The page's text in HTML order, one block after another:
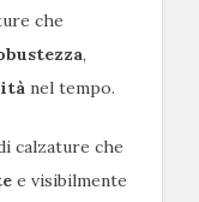
che
,
nel tempo.
calzature che
e visibilmente